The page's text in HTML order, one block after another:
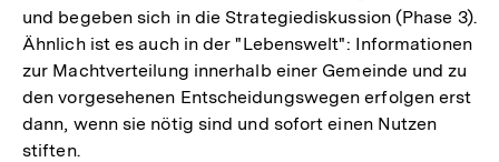
und begeben sich in die Strategiediskussion (Phase 3).
Ähnlich ist es auch in der "Lebenswelt": Informationen
zur Machtverteilung innerhalb einer Gemeinde und zu
den vorgesehenen Entscheidungswegen erfolgen erst
dann, wenn sie nötig sind und sofort einen Nutzen
stiften.